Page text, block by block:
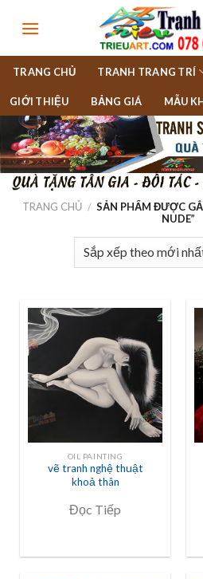
TRANG CHỦ TRANH TRANG TRÍ
GIỚI THIỆU BẢNG GIÁ MẪU
TRANG CHỦ / SẢN PHẨM ĐƯỢC
NUDE”
OIL PAINTING
vẽ tranh nghệ thuật
khoả thân
Đọc Tiếp